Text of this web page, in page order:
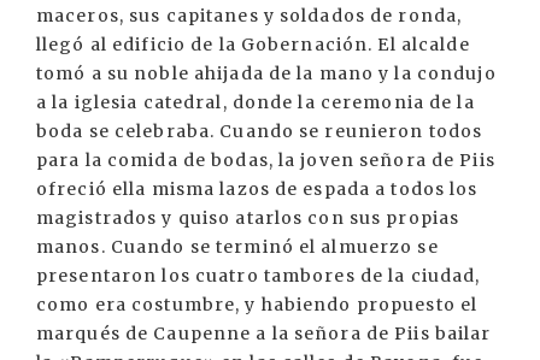
maceros, sus capitanes y soldados de ronda,
llegó al edificio de la Gobernación. El alcalde
tomó a su noble ahijada de la mano y la condujo
a la iglesia catedral, donde la ceremonia de la
boda se celebraba. Cuando se reunieron todos
para la comida de bodas, la joven señora de Piis
ofreció ella misma lazos de espada a todos los
magistrados y quiso atarlos con sus propias
manos. Cuando se terminó el almuerzo se
presentaron los cuatro tambores de la ciudad,
como era costumbre, y habiendo propuesto el
marqués de Caupenne a la señora de Piis bailar